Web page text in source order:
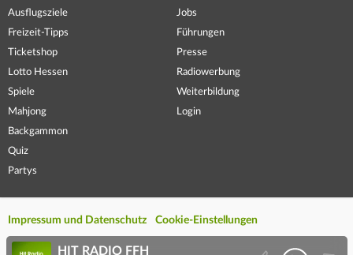
Ausflugsziele
Freizeit-Tipps
Ticketshop
Lotto Hessen
Spiele
Mahjong
Backgammon
Quiz
Partys
Jobs
Führungen
Presse
Radiowerbung
Weiterbildung
Login
Impressum und Datenschutz Cookie-Einstellungen
HIT RADIO FFH